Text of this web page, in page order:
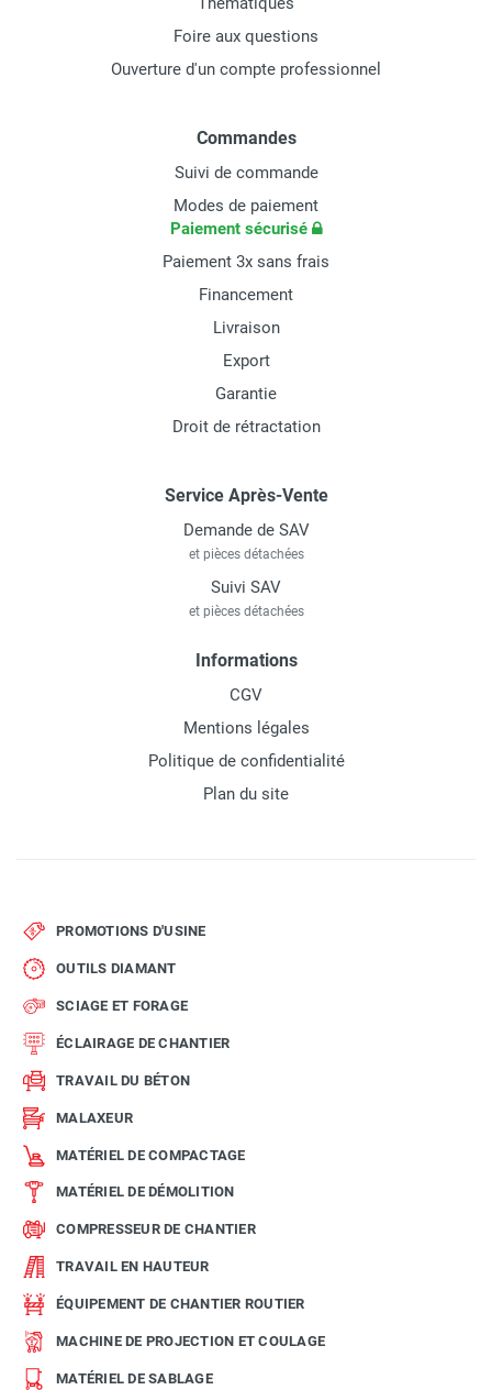
Foire aux questions
Ouverture d'un compte professionnel
Commandes
Suivi de commande
Modes de paiement
Paiement sécurisé
Paiement 3x sans frais
Financement
Livraison
Export
Garantie
Droit de rétractation
Service Après-Vente
Demande de SAV
et pièces détachées
Suivi SAV
et pièces détachées
Informations
CGV
Mentions légales
Politique de confidentialité
Plan du site
PROMOTIONS D'USINE
OUTILS DIAMANT
SCIAGE ET FORAGE
ÉCLAIRAGE DE CHANTIER
TRAVAIL DU BÉTON
MALAXEUR
MATÉRIEL DE COMPACTAGE
MATÉRIEL DE DÉMOLITION
COMPRESSEUR DE CHANTIER
TRAVAIL EN HAUTEUR
ÉQUIPEMENT DE CHANTIER ROUTIER
MACHINE DE PROJECTION ET COULAGE
MATÉRIEL DE SABLAGE